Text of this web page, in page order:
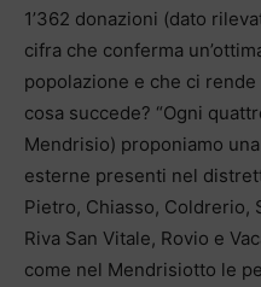
1’362 donazioni (dato
cifra che conferma
popolazione e che ci
cosa succede? “Ogni
Mendrisio) proponiamo
esterne presenti nel
Pietro, Chiasso, Coldrerio,
Riva San Vitale, Rovio e
come nel Mendrisiotto le